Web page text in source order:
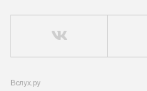
Вслух.ру